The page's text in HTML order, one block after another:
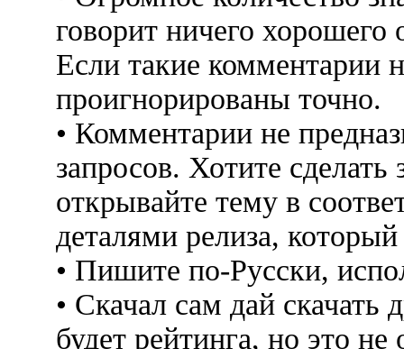
говорит ничего
Если такие комментарии
проигнорированы точно.
• Комментарии не
запросов. Хотите
открывайте тему в
деталями релиза,
• Пишите по-Русски,
• Скачал сам дай скачать
будет рейтинга, но это не